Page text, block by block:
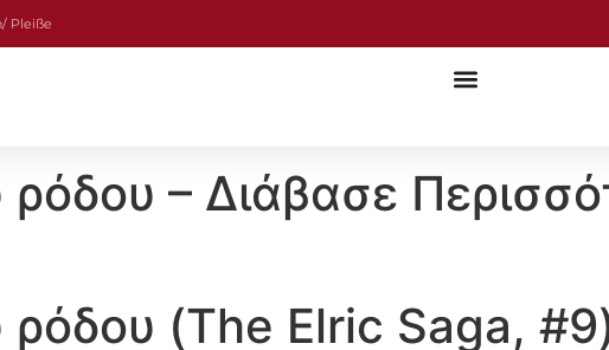
Pleiße
– Διάβασε
ρόδου (The Elric Saga,